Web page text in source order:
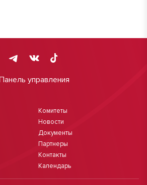
управления
Комитеты
Новости
Документы
Партнеры
Контакты
Календарь